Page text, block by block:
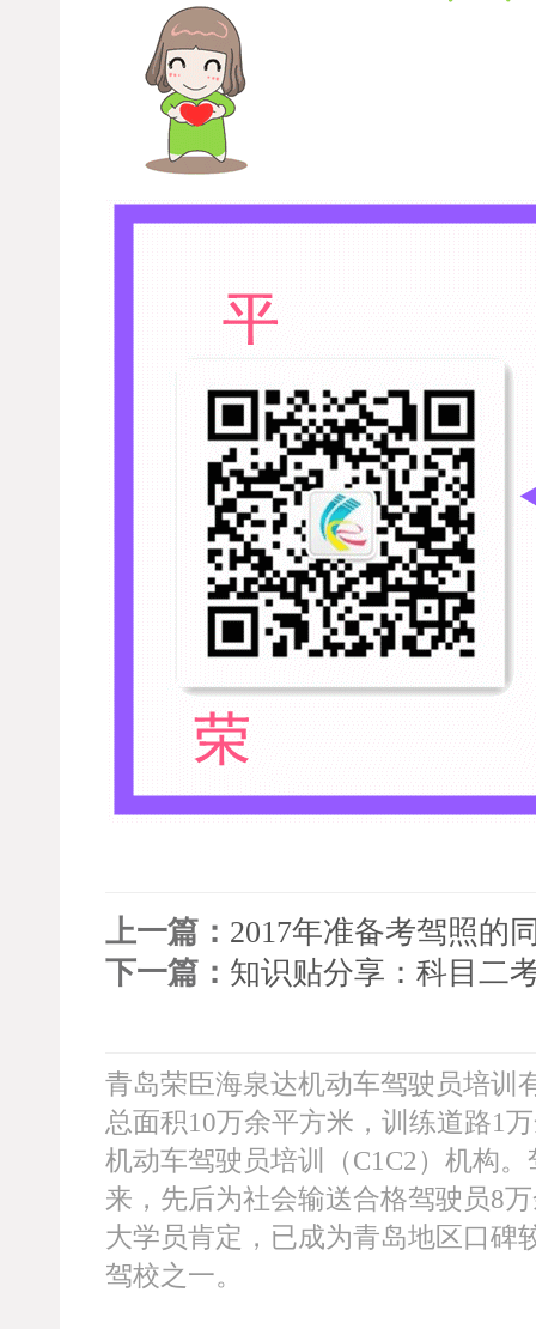
上一篇： 2017年准备考驾照的
下一篇： 知识贴分享：科目二
青岛荣臣海泉达机动车驾驶员培训
总面积10万余平方米，训练道路1
机动车驾驶员培训（C1C2）机构
来，先后为社会输送合格驾驶员8
大学员肯定，已成为青岛地区口碑
驾校之一。